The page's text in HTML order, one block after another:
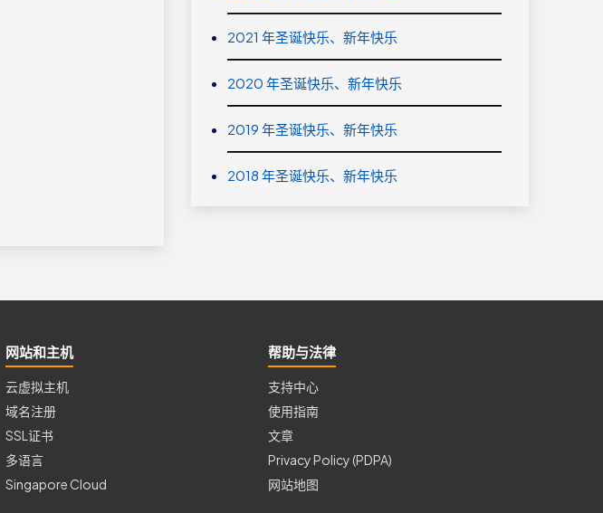
2021 年圣诞快乐、新年快乐
2020 年圣诞快乐、新年快乐
2019 年圣诞快乐、新年快乐
2018 年圣诞快乐、新年快乐
网站和主机
云虚拟主机
域名注册
SSL证书
多语言
Singapore Cloud
帮助与法律
支持中心
使用指南
文章
Privacy Policy (PDPA)
网站地图